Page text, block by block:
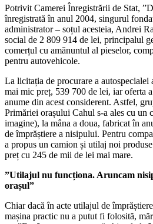
Potrivit Camerei Înregistrării de Stat,
înregistrată în anul 2004, singurul
administrator – soțul acesteia, Andrei
social de 2 809 914 de lei, principalul
comerțul cu amănuntul al pieselor,
pentru autovehicole.
La licitația de procurare a autospecialei
mai mic preț, 539 700 de lei, iar oferta
anume din acest considerent. Astfel,
Primăriei orașului Cahul s-a ales cu
imagine), la mâna a doua, fabricat în
de împrăștiere a nisipului. Pentru
a propus un camion și utilaj noi
preț cu 245 de mii de lei mai mare.
”Utilajul nu funcționa. Aruncam
orașul”
Chiar dacă în acte utilajul de
mașina practic nu a putut fi folosită,